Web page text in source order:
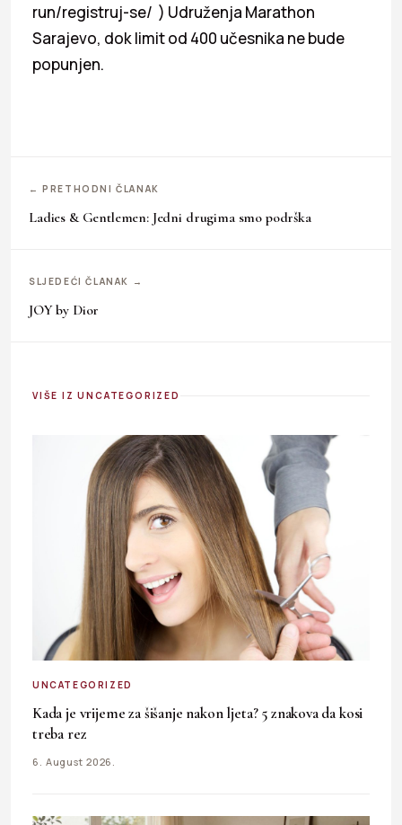
run/registruj-se/ ) Udruženja Marathon
Sarajevo, dok limit od 400 učesnika ne bude
popunjen.
← PRETHODNI ČLANAK
Ladies & Gentlemen: Jedni drugima smo podrška
SLJEDEĆI ČLANAK →
JOY by Dior
VIŠE IZ UNCATEGORIZED
UNCATEGORIZED
Kada je vrijeme za šišanje nakon ljeta? 5 znakova da kosi
treba rez
6. August 2026.